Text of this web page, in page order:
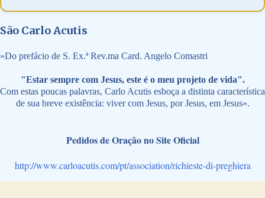
São Carlo Acutis
»Do prefácio de S. Ex.ª Rev.ma Card. Angelo Comastri
"Estar sempre com Jesus, este é o meu projeto de vida".
Com estas poucas palavras, Carlo Acutis esboça a distinta característica
de sua breve existência: viver com Jesus, por Jesus, em Jesus».
Pedidos de Oração no Site Oficial
http://www.carloacutis.com/pt/association/richieste-di-preghiera